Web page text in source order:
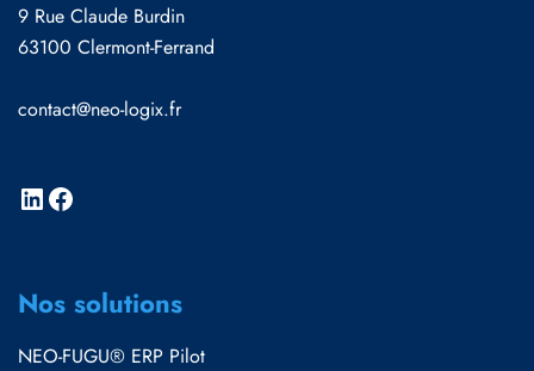
9 Rue Claude Burdin
63100 Clermont-Ferrand
contact@neo-logix.fr
Nos solutions
NEO-FUGU® ERP Pilot